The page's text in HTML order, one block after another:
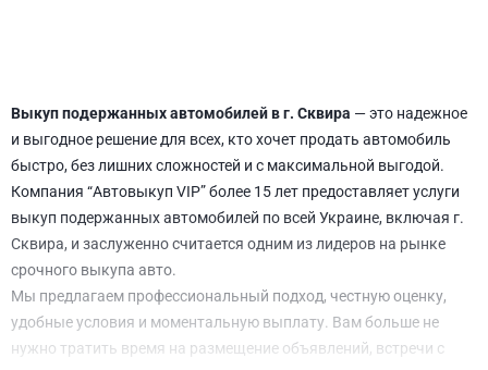
Выкуп подержанных автомобилей в г. Сквира — это надежное
и выгодное решение для всех, кто хочет продать автомобиль
быстро, без лишних сложностей и с максимальной выгодой.
Компания “Автовыкуп VIP” более 15 лет предоставляет услуги
выкуп подержанных автомобилей по всей Украине, включая г.
Сквира, и заслуженно считается одним из лидеров на рынке
срочного выкупа авто.
Мы предлагаем профессиональный подход, честную оценку,
удобные условия и моментальную выплату. Вам больше не
нужно тратить время на размещение объявлений, встречи с